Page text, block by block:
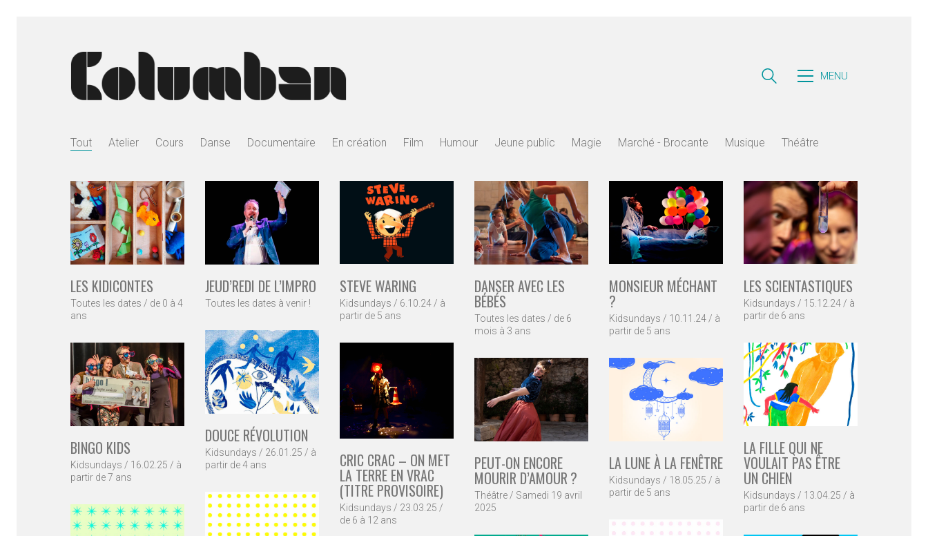
MENU
Tout Atelier Cours Danse Documentaire En création Film Humour Jeune public Magie Marché - Brocante Musique Théâtre
LES KIDICONTES
Toutes les dates / de 0 à 4
ans
JEUD’REDI DE L’IMPRO
Toutes les dates à venir !
STEVE WARING
Kidsundays / 6.10.24 / à
partir de 5 ans
DANSER AVEC LES
BÉBÉS
Toutes les dates / de 6
mois à 3 ans
MONSIEUR MÉCHANT
?
Kidsundays / 10.11.24 / à
partir de 5 ans
LES SCIENTASTIQUES
Kidsundays / 15.12.24 / à
partir de 6 ans
DOUCE RÉVOLUTION
Kidsundays / 26.01.25 / à
partir de 4 ans
BINGO KIDS
Kidsundays / 16.02.25 / à
partir de 7 ans
CRIC CRAC – ON MET
LA TERRE EN VRAC
(TITRE PROVISOIRE)
Kidsundays / 23.03.25 /
de 6 à 12 ans
LA FILLE QUI NE
VOULAIT PAS ÊTRE
UN CHIEN
Kidsundays / 13.04.25 / à
partir de 6 ans
PEUT-ON ENCORE
MOURIR D’AMOUR ?
Théâtre / Samedi 19 avril
2025
LA LUNE À LA FENÊTRE
Kidsundays / 18.05.25 / à
partir de 5 ans